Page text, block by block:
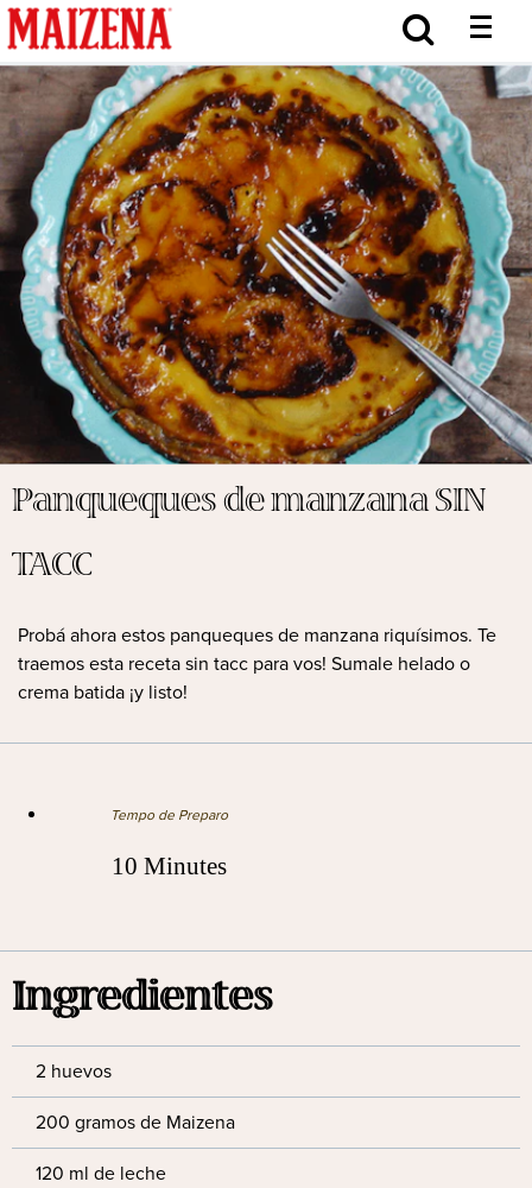
Panqueques de manzana SIN
TACC
Probá ahora estos panqueques de manzana riquísimos. Te
traemos esta receta sin tacc para vos! Sumale helado o
crema batida ¡y listo!
Tempo de Preparo
10 Minutes
Ingredientes
2 huevos
200 gramos de Maizena
120 ml de leche